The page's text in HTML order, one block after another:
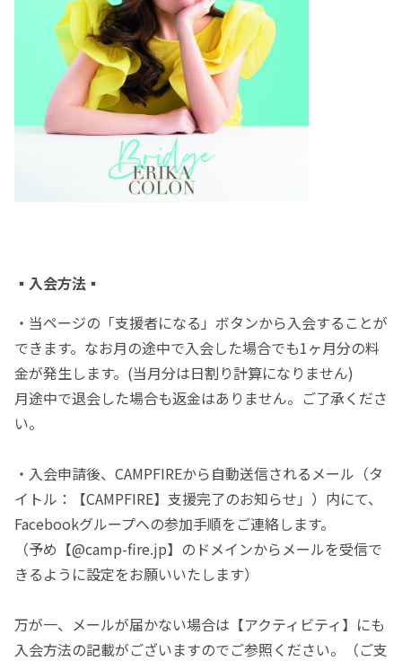
▪️入会方法▪️
・当ページの「支援者になる」ボタンから入会することが
できます。なお月の途中で入会した場合でも1ヶ月分の料
金が発生します。(当月分は日割り計算になりません)
月途中で退会した場合も返金はありません。ご了承くださ
い。
・入会申請後、CAMPFIREから自動送信されるメール（タ
イトル：【CAMPFIRE】支援完了のお知らせ」）内にて、
Facebookグループへの参加手順をご連絡します。
（予め【@camp-fire.jp】のドメインからメールを受信で
きるように設定をお願いいたします）
万が一、メールが届かない場合は【アクティビティ】にも
入会方法の記載がございますのでご参照ください。（ご支